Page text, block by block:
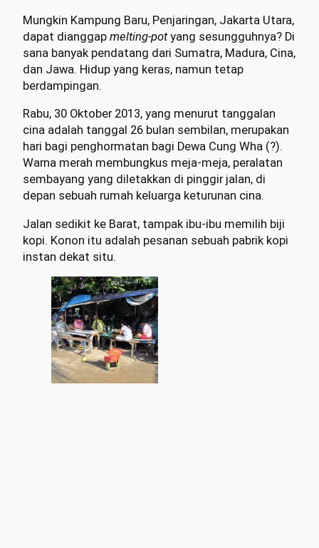
Mungkin Kampung Baru, Penjaringan, Jakarta Utara,
dapat dianggap melting-potyang sesungguhnya? Di
sana banyak pendatang dari Sumatra, Madura, Cina,
dan Jawa. Hidup yang keras, namun tetap
berdampingan.
Rabu, 30 Oktober 2013, yang menurut tanggalan
cina adalah tanggal 26 bulan sembilan, merupakan
hari bagi penghormatan bagi Dewa Cung Wha (?).
Warna merah membungkus meja-meja, peralatan
sembayang yang diletakkan di pinggir jalan, di
depan sebuah rumah keluarga keturunan cina.
Jalan sedikit ke Barat, tampak ibu-ibu memilih biji
kopi. Konon itu adalah pesanan sebuah pabrik kopi
instan dekat situ.